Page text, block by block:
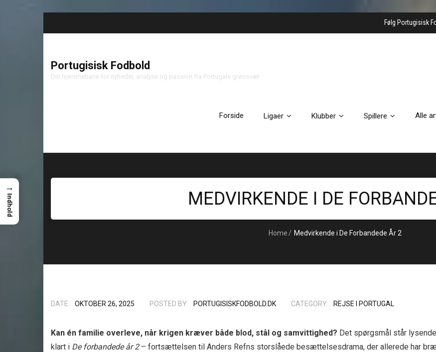
Følg Portugisisk
Portugisisk Fodbold
Din hjemmebane for nyheder, analyse og passion fra Portugals grønsvær
Forside Ligaer Klubber Spillere Alle
MEDVIRKENDE I DE
Home / Medvirkende i De Forbandede År 2
DATE: OKTOBER 26, 2025 POSTED BY: PORTUGISISKFODBOLD.DK CATEGORY: REJSE I PORTUGAL
Kan én familie overleve, når krigen kræver både blod, stål og samvittighed? Det spørgsmål står lysende
klart i De forbandede år 2– fortsættelsen til Anders Refns storslåede besættelsesdrama, der allerede har
→
Indhold